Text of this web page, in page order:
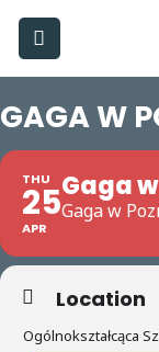
Skip
content
GAGA W
THU
25
APR
Gaga
Gaga w
Location
Ogólnokształcąca